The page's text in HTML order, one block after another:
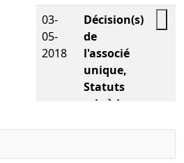
03-
05-
2018
Décision(s)
de
l'associé
unique,
Statuts
mis à jour
de gérant(s)